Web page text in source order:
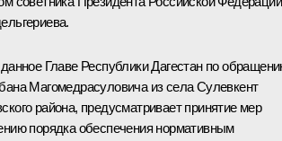
Главе Республики Дагестан по
Магомедрасуловича из села Сулевкент
района, предусматривает принятие мер
порядка обеспечения нормативным